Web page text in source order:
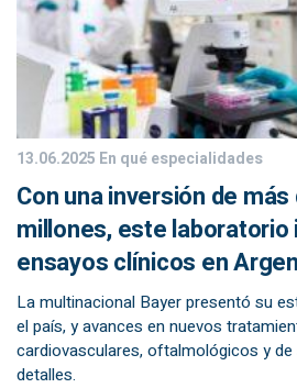
13.06.2025 En qué especialidades
Con una inversión de
millones, este laboratorio
ensayos clínicos en
La multinacional Bayer presentó su
el país, y avances en nuevos
cardiovasculares, oftalmológicos y
detalles.